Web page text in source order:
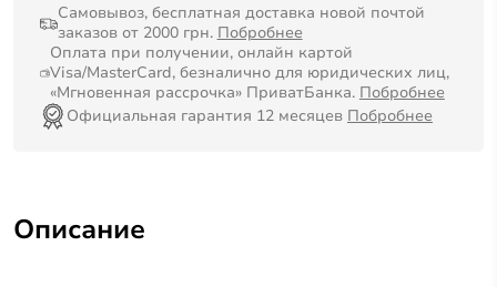
Самовывоз, бесплатная доставка новой почтой
заказов от 2000 грн. Побробнее
Оплата при получении, онлайн картой
Visa/MasterCard, безналично для юридических лиц,
«Мгновенная рассрочка» ПриватБанка. Побробнее
Официальная гарантия 12 месяцев Побробнее
Описание